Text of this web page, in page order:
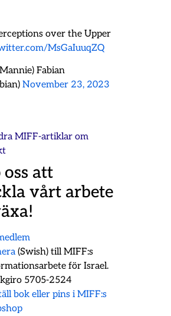
over the Upper
MsGaIuuqZQ
Fabian
November 23, 2023
MIFF-artiklar om
att
vårt arbete
(Swish) till MIFF:s
för Israel.
5705-2524
bok eller pins i MIFF:s